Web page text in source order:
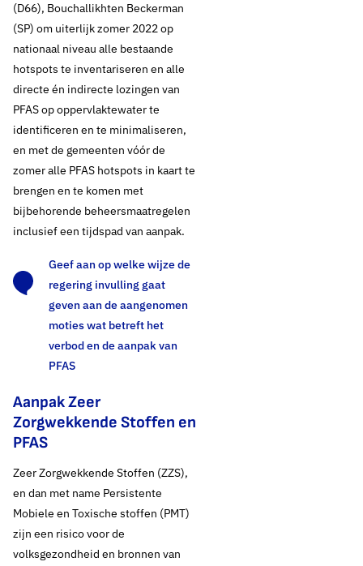
(D66), Bouchallikhten Beckerman
(SP) om uiterlijk zomer 2022 op
nationaal niveau alle bestaande
hotspots te inventariseren en alle
directe én indirecte lozingen van
PFAS op oppervlaktewater te
identificeren en te minimaliseren,
en met de gemeenten vóór de
zomer alle PFAS hotspots in kaart te
brengen en te komen met
bijbehorende beheersmaatregelen
inclusief een tijdspad van aanpak.
Geef aan op welke wijze de
regering invulling gaat
geven aan de aangenomen
moties wat betreft het
verbod en de aanpak van
PFAS
Aanpak Zeer
Zorgwekkende Stoffen en
PFAS
Zeer Zorgwekkende Stoffen (ZZS),
en dan met name Persistente
Mobiele en Toxische stoffen (PMT)
zijn een risico voor de
volksgezondheid en bronnen van